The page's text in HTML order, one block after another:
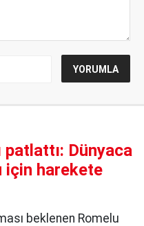
patlattı: Dünyaca
için harekete
beklenen Romelu